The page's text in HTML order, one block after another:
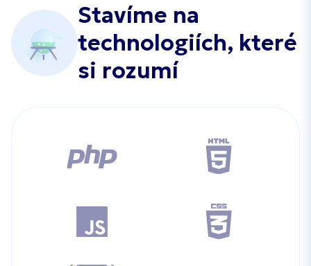
Stavíme na
technologiích, které
si rozumí